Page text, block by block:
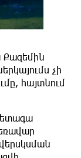
Քազեմին
չի
հայտնում